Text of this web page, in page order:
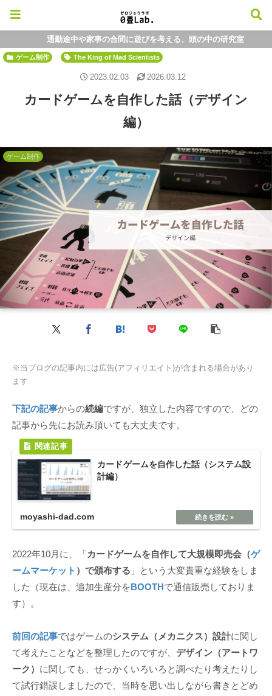
通勤途中や家事の合間に遊びを考える、頭の中の研究室
ゲーム制作 The King of Mad Scientists
カードゲームを自作した話（デザイン
編）
ゲーム制作
2023.02.03 2026.03.12
※当ブログの記事内には広告(アフィリエイト)が含まれる場合があり
ます
下記の記事からの続編ですが、独立した内容ですので、どの
記事から先にお読み頂いても大丈夫です。
カードゲームを自作した話（システム設
計編）
moyashi-dad.com
2022年10月に、「カードゲームを自作して大規模即売会（ゲ
ームマーケット ）で頒布する 」という大変貴重な経験をしま
した（現在は、追加生産分をBOOTHで通信販売しておりま
す）。
前回の記事ではゲームのシステム（メカニクス）設計に関し
て考えたことなどを整理したのですが、 デザイン（アートワ
ーク） に関しても、せっかくいろいろと調べたり考えたりし
て試行錯誤しましたので、当時を思い出しながら書きとどめ